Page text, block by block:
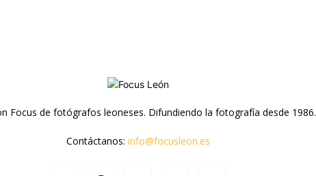
Focus de fotógrafos leoneses. Difundiendo la fotografía desde 1986.
Contáctanos: info@focusleon.es